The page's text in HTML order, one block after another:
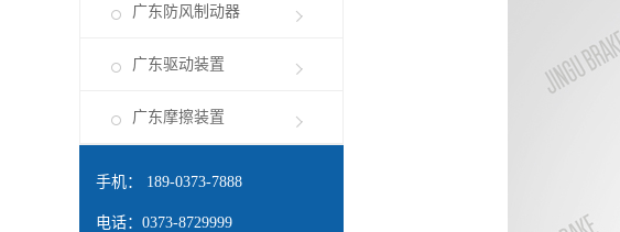
广东防风制动器
广东驱动装置
广东摩擦装置
手机： 189-0373-7888
电话：0373-8729999